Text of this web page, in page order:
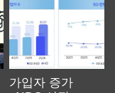
가입자 증가